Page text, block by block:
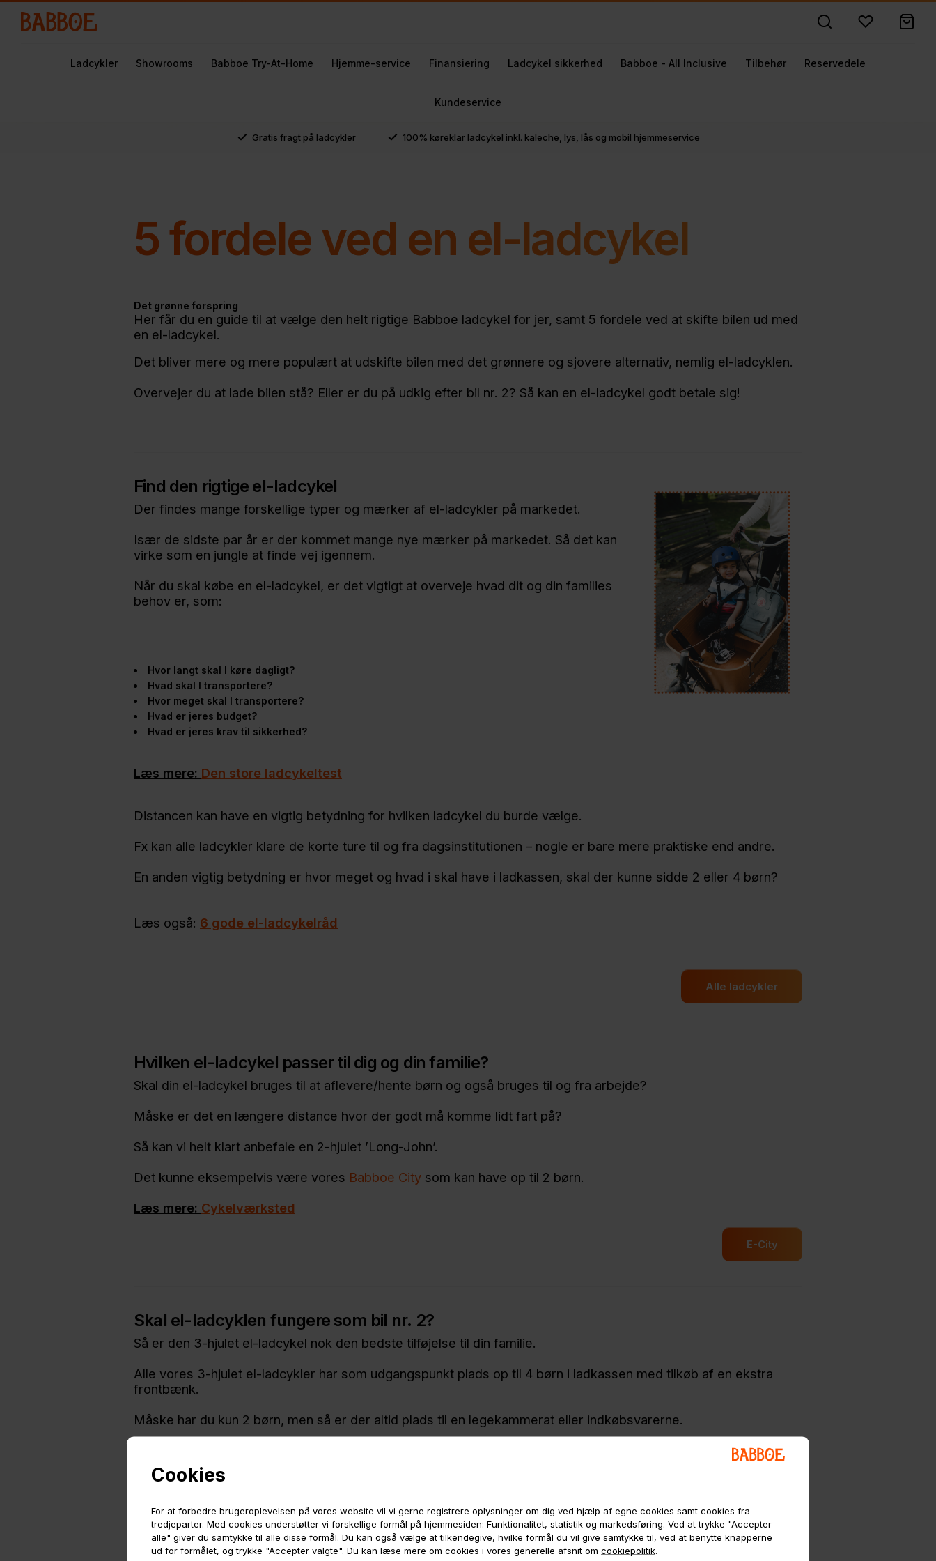
Cookies
For at forbedre brugeroplevelsen på vores website vil vi gerne registrere oplysninger om dig ved hjælp af egne cookies samt cookies fra
tredjeparter. Med cookies understøtter vi forskellige formål på hjemmesiden: Funktionalitet, statistik og markedsføring. Ved at trykke "Accepter
alle" giver du samtykke til alle disse formål. Du kan også vælge at tilkendegive, hvilke formål du vil give samtykke til, ved at benytte knapperne
ud for formålet, og trykke "Accepter valgte". Du kan læse mere om cookies i vores generelle afsnit om cookiepolitik.
Ladcykler Showrooms Babboe Try-At-Home Hjemme-service Finansiering Ladcykel sikkerhed Babboe - All Inclusive Tilbehør Reservedele
Kundeservice
Gratis fragt på ladcykler 100% køreklar ladcykel inkl. kaleche, lys, lås og mobil hjemmeservice
5 fordele ved en el-ladcykel
Det grønne forspring
Her får du en guide til at vælge den helt rigtige Babboe ladcykel for jer, samt 5 fordele ved at skifte bilen ud med
en el-ladcykel.
Det bliver mere og mere populært at udskifte bilen med det grønnere og sjovere alternativ, nemlig el-ladcyklen.
Overvejer du at lade bilen stå? Eller er du på udkig efter bil nr. 2? Så kan en el-ladcykel godt betale sig!
Find den rigtige el-ladcykel
Der findes mange forskellige typer og mærker af el-ladcykler på markedet.
Især de sidste par år er der kommet mange nye mærker på markedet. Så det kan
virke som en jungle at finde vej igennem.
Når du skal købe en el-ladcykel, er det vigtigt at overveje hvad dit og din families
behov er, som:
Hvor langt skal I køre dagligt?
Hvad skal I transportere?
Hvor meget skal I transportere?
Hvad er jeres budget?
Hvad er jeres krav til sikkerhed?
Læs mere: Den store ladcykeltest
Distancen kan have en vigtig betydning for hvilken ladcykel du burde vælge.
Fx kan alle ladcykler klare de korte ture til og fra dagsinstitutionen – nogle er bare mere praktiske end andre.
En anden vigtig betydning er hvor meget og hvad i skal have i ladkassen, skal der kunne sidde 2 eller 4 børn?
Læs også: 6 gode el-ladcykelråd
Alle ladcykler
Hvilken el-ladcykel passer til dig og din familie?
Skal din el-ladcykel bruges til at aflevere/hente børn og også bruges til og fra arbejde?
Måske er det en længere distance hvor der godt må komme lidt fart på?
Så kan vi helt klart anbefale en 2-hjulet ’Long-John’.
Det kunne eksempelvis være vores Babboe City som kan have op til 2 børn.
Læs mere: Cykelværksted
E-City
Skal el-ladcyklen fungere som bil nr. 2?
Så er den 3-hjulet el-ladcykel nok den bedste tilføjelse til din familie.
Alle vores 3-hjulet el-ladcykler har som udgangspunkt plads op til 4 børn i ladkassen med tilkøb af en ekstra
frontbænk.
Måske har du kun 2 børn, men så er der altid plads til en legekammerat eller indkøbsvarerne.
Design og pris
Når det gælder de 3-hjulet modeller, så kan designet have en stor indflydelse samt prisen.